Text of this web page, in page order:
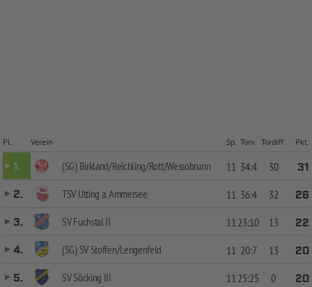
Pl. Verein Sp. Torv. Tordiff. Pkt.
1. (SG) Birkland/Reichling/Rott/Wessobrunn 11 34:4 30
31
2.
TSV Utting a. Ammersee 11 36:4 32
26
3.
SV Fuchstal II 11 23:10 13
22
4.
(SG) SV Stoffen/Lengenfeld 11 20:7 13
20
5.
SV Söcking III 11 25:25 0
20